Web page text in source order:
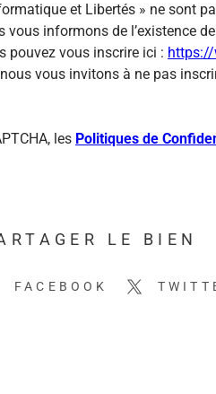
et Libertés » ne sont
vous informons de l’existence
pouvez vous inscrire ici : https://
vous invitons à ne pas
les Politiques de
LE BIEN
FACEBOOK